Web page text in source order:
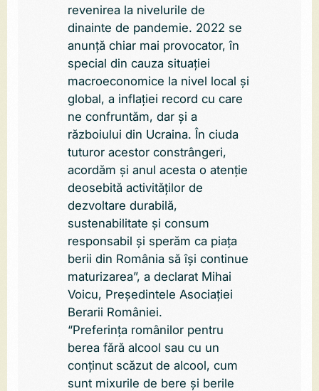
revenirea la nivelurile de
dinainte de pandemie. 2022 se
anunță chiar mai provocator, în
special din cauza situației
macroeconomice la nivel local și
global, a inflației record cu care
ne confruntăm, dar și a
războiului din Ucraina. În ciuda
tuturor acestor constrângeri,
acordăm și anul acesta o atenție
deosebită activităților de
dezvoltare durabilă,
sustenabilitate și consum
responsabil și sperăm ca piața
berii din România să își continue
maturizarea”, a declarat Mihai
Voicu, Președintele Asociației
Berarii României.
“Preferința românilor pentru
berea fără alcool sau cu un
conținut scăzut de alcool, cum
sunt mixurile de bere și berile